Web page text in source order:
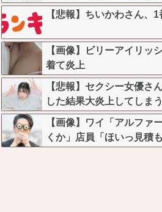
な？？？？？？？
【悲報】ちいかわさん、
【画像】ビリーアイリッ
着て炎上
【悲報】セクシー女優さ
した結果大炎上してし
【画像】ワイ「アルファ
くか」店員「ほいっ見積